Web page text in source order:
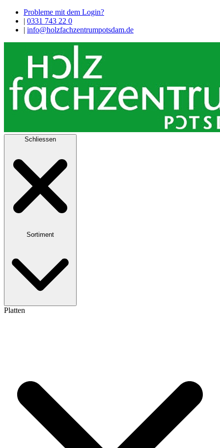
Probleme mit dem Login?
| 0331 743 22 0
| info@holzfachzentrumpotsdam.de
Schliessen
Sortiment
Platten